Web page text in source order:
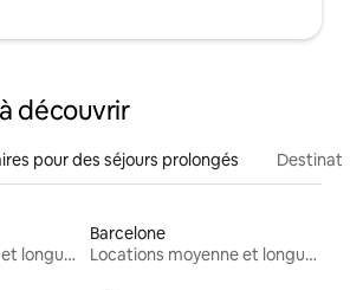
découvrir
pour des séjours prolongés
Locations moyenne et longue durée
Barcelone
Locations moyenne et longue durée